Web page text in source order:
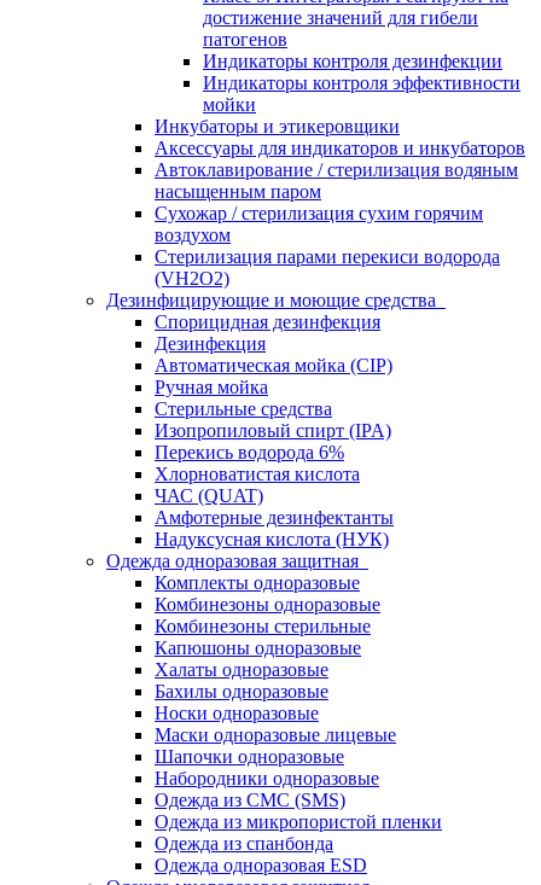
достижение значений для гибели
патогенов
Индикаторы контроля дезинфекции
Индикаторы контроля эффективности
мойки
Инкубаторы и этикеровщики
Аксессуары для индикаторов и инкубаторов
Автоклавирование / стерилизация водяным
насыщенным паром
Сухожар / стерилизация сухим горячим
воздухом
Стерилизация парами перекиси водорода
(VH2O2)
Дезинфицирующие и моющие средства
Спорицидная дезинфекция
Дезинфекция
Автоматическая мойка (CIP)
Ручная мойка
Стерильные средства
Изопропиловый спирт (IPA)
Перекись водорода 6%
Хлорноватистая кислота
ЧАС (QUAT)
Амфотерные дезинфектанты
Надуксусная кислота (НУК)
Одежда одноразовая защитная
Комплекты одноразовые
Комбинезоны одноразовые
Комбинезоны стерильные
Капюшоны одноразовые
Халаты одноразовые
Бахилы одноразовые
Носки одноразовые
Маски одноразовые лицевые
Шапочки одноразовые
Набородники одноразовые
Одежда из СМС (SMS)
Одежда из микропористой пленки
Одежда из спанбонда
Одежда одноразовая ESD